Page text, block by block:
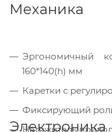
Механика
Эргономичный
160*140(h) мм
Каретки с
Фиксирующий
Натяжитель
Электроника